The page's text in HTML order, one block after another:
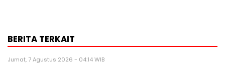
BERITA TERKAIT
Jumat, 7 Agustus 2026 - 04:14 WIB